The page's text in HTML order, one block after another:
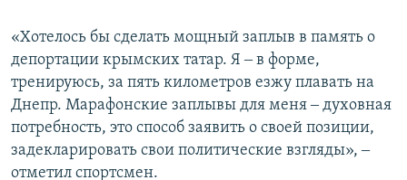
«Хотелось бы сделать мощный заплыв в память о
депортации крымских татар. Я ‒ в форме,
тренируюсь, за пять километров езжу плавать на
Днепр. Марафонские заплывы для меня ‒ духовная
потребность, это способ заявить о своей позиции,
задекларировать свои политические взгляды», ‒
отметил спортсмен.